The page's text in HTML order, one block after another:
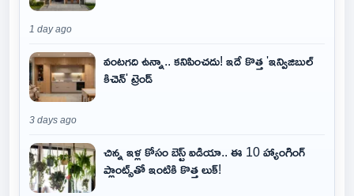
1 day ago
వంటగది ఉన్నా.. కనిపించదు! ఇదే కొత్త 'ఇన్విజిబుల్
కిచెన్' ట్రెండ్
3 days ago
చిన్న ఇళ్ల కోసం బెస్ట్ ఐడియా.. ఈ 10 హ్యాంగింగ్
ప్లాంట్స్‌తో ఇంటికి కొత్త లుక్!